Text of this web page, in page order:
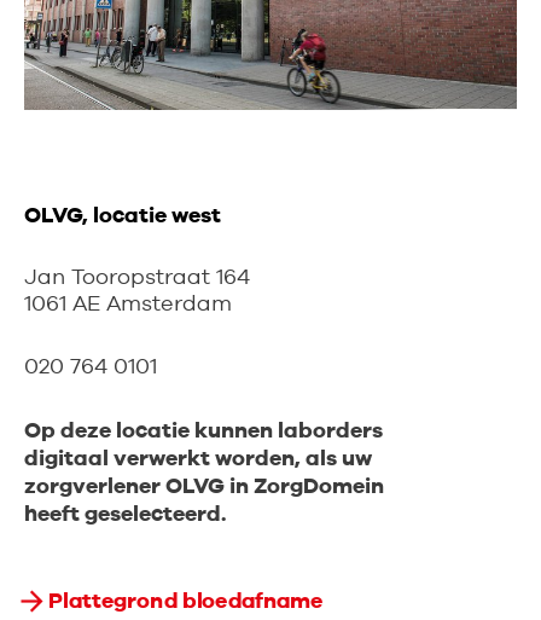
OLVG, locatie west
Jan Tooropstraat 164
1061 AE Amsterdam
020 764 0101
Op deze locatie kunnen laborders
digitaal verwerkt worden, als uw
zorgverlener OLVG in ZorgDomein
heeft geselecteerd.
Plattegrond bloedafname